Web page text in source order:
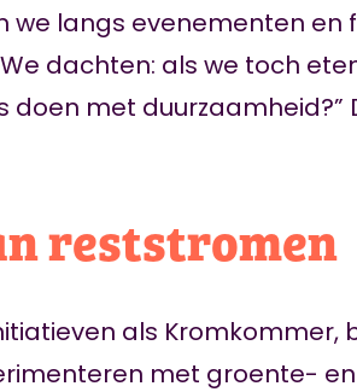
we langs evenementen en
dachten: als we toch
doen met
reststromen
als Kromkommer,
met groente-